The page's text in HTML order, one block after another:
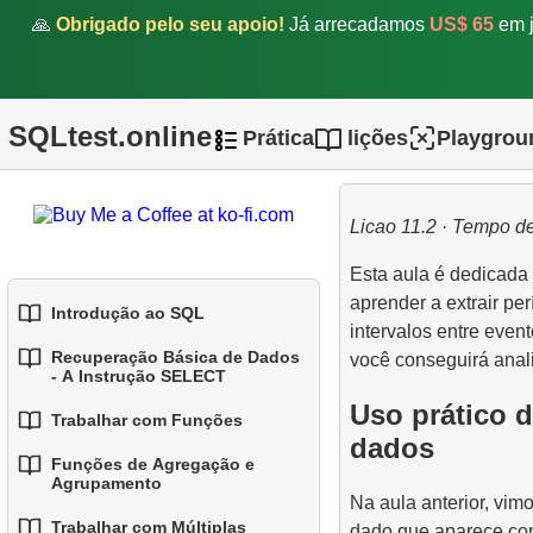
🙏 Obrigado pelo seu apoio! Já arrecadamos US$ 65 em
SQLtest.online Prática lições
Introdução ao SQL
1.Introdução a Bases de
3.Conceitos de Bases de
Dados Relacionais
Recuperação Básica de Dados
- A Instrução SELECT
1.Selecionando Dados de
uma Tabela
Trabalhar com Funções
1.Funções SQL Integradas
2.Funções Comuns de String
Funções de Agregação e
Agrupamento
Trabalhar com Múltiplas
Licao 11.2 · Tempo
Esta aula é
aprender a extrair
intervalos entre
você conseguirá
Uso prático
dados
Na aula anterior,